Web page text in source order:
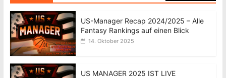
US-Manager Recap 2024/2025 – Alle
Fantasy Rankings auf einen Blick
14. Oktober 2025
US MANAGER 2025 IST LIVE